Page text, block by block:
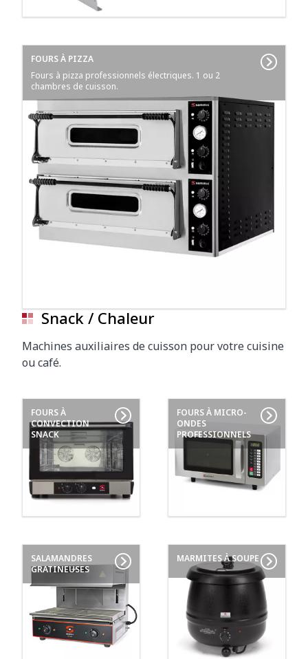
FOURS À PIZZA
Fours à pizza professionnels électriques. 1 ou 2
chambres de cuisson.
Snack / Chaleur
Machines auxiliaires de cuisson pour votre cuisine
ou café.
FOURS À
CONVECTION
SNACK
FOURS À MICRO-
ONDES
PROFESSIONNELS
SALAMANDRES
GRATINEUSES
MARMITES À SOUPE